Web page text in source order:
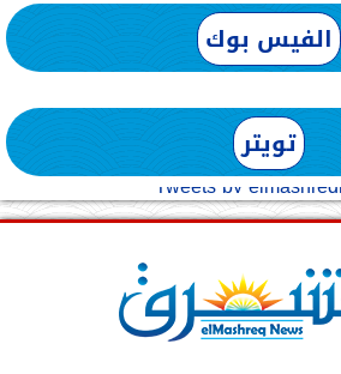
الفيس بوك
تويتر
Tweets by